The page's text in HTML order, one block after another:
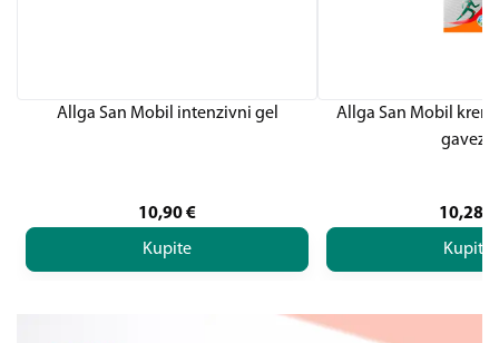
Allga San Mobil intenzivni gel
10,90€
Kupite
Allga San Mobil
gaveza
10,28
Kupite